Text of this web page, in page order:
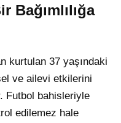
Bağımlılığa
kurtulan 37 yaşındaki
ve ailevi etkilerini
Futbol bahisleriyle
edilemez hale